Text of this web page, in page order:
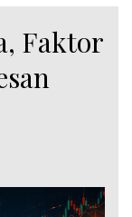
Faktor